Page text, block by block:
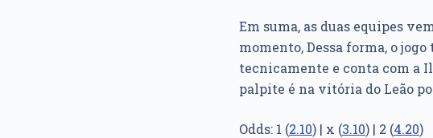
Em suma, as duas equipes
momento, Dessa forma, o
tecnicamente e conta com a
palpite é na vitória do Leão
Odds: 1 (2.10) | x (3.10) | 2 (4.20)